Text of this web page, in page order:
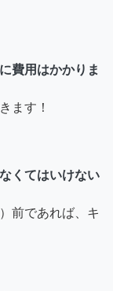
費用はかかりま
ます！
くてはいけない
前であれば、キ